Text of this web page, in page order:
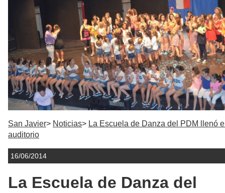
San Javier Noticias
La Escuela de Danza del PDM llenó
auditorio
16/06/2014
La Escuela de Danza del